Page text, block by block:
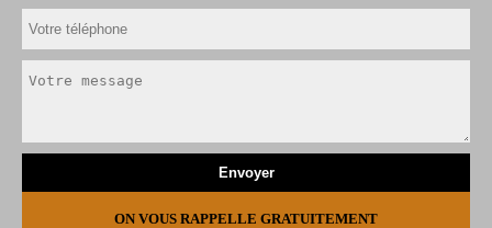
ON VOUS RAPPELLE GRATUITEMENT